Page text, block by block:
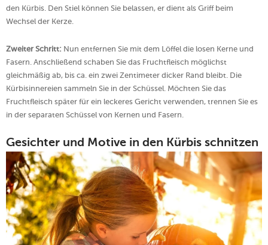
den Kürbis. Den Stiel können Sie belassen, er dient als Griff beim
Wechsel der Kerze.
Zweiter Schritt: Nun entfernen Sie mit dem Löffel die losen Kerne und
Fasern. Anschließend schaben Sie das Fruchtfleisch möglichst
gleichmäßig ab, bis ca. ein zwei Zentimeter dicker Rand bleibt. Die
Kürbisinnereien sammeln Sie in der Schüssel. Möchten Sie das
Fruchtfleisch später für ein leckeres Gericht verwenden, trennen Sie es
in der separaten Schüssel von Kernen und Fasern.
Gesichter und Motive in den Kürbis schnitzen